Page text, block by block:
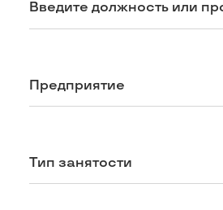
Предприятие
Тип занятости